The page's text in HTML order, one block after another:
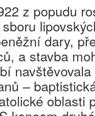
z popudu
dary,
a stavba
–
oblasti